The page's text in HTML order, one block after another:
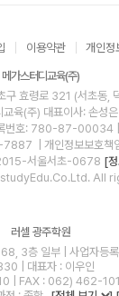
이용약관 개인정
메가스터디교육(주)
효령로 321 (서초동,
교육(주) 대표이사: 손성은 |
번호: 780-87-00034
7887
| 개인정보보호
서울서초-0678 [
All
러셀 광주학원
3층 일부 | 사업자
| 대표자 : 이우인
| FAX : 062) 462-